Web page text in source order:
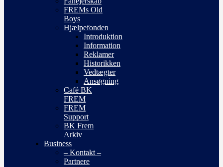
FREMs Old
Boys
Hjælpefonden
Introduktion
Information
Reklamer
Historikken
Vedtægter
Ansøgning
Café BK
FREM
FREM
Support
BK Frem
Arkiv
Business
– Kontakt –
Partnere